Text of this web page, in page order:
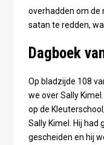
overhadden om de
satan te redden,
Dagboek
Op bladzijde 108
we over Sally
op de
Sally Kimel. Hij had
gescheiden en hij